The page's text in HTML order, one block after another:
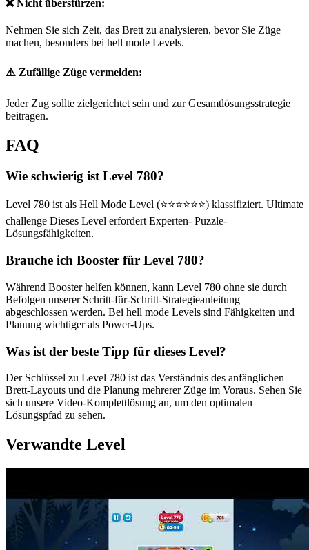
❌ Nicht überstürzen:
Nehmen Sie sich Zeit, das Brett zu analysieren, bevor Sie Züge
machen, besonders bei hell mode Levels.
⚠️ Zufällige Züge vermeiden:
Jeder Zug sollte zielgerichtet sein und zur Gesamtlösungsstrategie
beitragen.
FAQ
Wie schwierig ist Level 780?
Level 780 ist als Hell Mode Level (⭐⭐⭐⭐⭐⭐) klassifiziert. Ultimate
challenge Dieses Level erfordert Experten- Puzzle-
Lösungsfähigkeiten.
Brauche ich Booster für Level 780?
Während Booster helfen können, kann Level 780 ohne sie durch
Befolgen unserer Schritt-für-Schritt-Strategieanleitung
abgeschlossen werden. Bei hell mode Levels sind Fähigkeiten und
Planung wichtiger als Power-Ups.
Was ist der beste Tipp für dieses Level?
Der Schlüssel zu Level 780 ist das Verständnis des anfänglichen
Brett-Layouts und die Planung mehrerer Züge im Voraus. Sehen Sie
sich unsere Video-Komplettlösung an, um den optimalen
Lösungspfad zu sehen.
Verwandte Level